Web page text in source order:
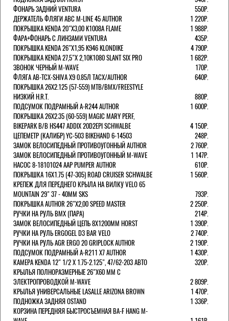
ФОНАРЬ ЗАДНИЙ VENTURA
550Р.
ДЕРЖАТЕЛЬ ФЛЯГИ АВС M-LINE 45 AUTHOR
1 220Р.
ПОКРЫШКА KENDA 20"Х3,00 K1008A FLAME
1 988Р.
ФАРА+ФОНАРЬ С ЛИНЗАМИ VENTURA
435Р.
ПОКРЫШКА KENDA 26"Х1,95 K946 KLONDIKE
4 790Р.
ПОКРЫШКА KENDA 27,5"Х 2,10K1080 SLANT SIX PRO
1 682Р.
ЗВОНОК ЧЕРНЫЙ M-WAVE
170Р.
ФЛЯГА AB-TCX-SHIVA X9 0.85Л TACX/AUTHOR
640Р.
ПОКРЫШКА 26X2.125 (57-559) MTB/BMX/FREESTYLE
НИЗКИЙ H.R.T.
880Р.
ПОДСУМОК ПОДРАМНЫЙ A-R244 AUTHOR
1 600Р.
ПОКРЫШКА 26X2.35 (60-559) MAGIC MARY PERF,
BIKEPARK B/B HS447 ADDIX 20D2EPI SCHWALBE
4 150Р.
ЦЕПЕМЕТР (КАЛИБР) YC-503 BIKEHAND 6-14503
248Р.
ЗАМОК ВЕЛОСИПЕДНЫЙ ПРОТИВОУГОННЫЙ AUTHOR
2 760Р.
ЗАМОК ВЕЛОСИПЕДНЫЙ ПРОТИВОУГОННЫЙ M-WAVE
1 147Р.
НАСОС 8-18101024 AAP PUMPER AUTHOR
610Р.
ПОКРЫШКА 16X1.75 (47-305) ROAD CRUISER SCHWALBE
1 560Р.
КРЕПЕЖ ДЛЯ ПЕРЕДНЕГО КРЫЛА НА ВИЛКУ VELO 65
MOUNTAIN 29" 37 - 40ММ SKS
793Р.
ПОКРЫШКА AUTHOR 26"Х2,00 SPEED MASTER
2 250Р.
РУЧКИ НА РУЛЬ BMX (ПАРА)
214Р.
ЗАМОК ВЕЛОCИПЕДНЫЙ ЦЕПЬ 8Х1200ММ HORST
1 390Р.
РУЧКИ НА РУЛЬ ERGOGEL D3 BAR VELO
2 740Р.
РУЧКИ НА РУЛЬ AGR ERGO 20 GRIPLOCK AUTHOR
2 190Р.
ПОДСУМОК ПОДРАМНЫЙ A-R211 X7 AUTHOR
1 430Р.
КАМЕРА KENDA 12" 1/2 Х 1.75-2.125", 47/62-203 АВТО
320Р.
КРЫЛЬЯ ПОЛНОРАЗМЕРНЫЕ 26"Х60 ММ С
ЭЛЕКТРОПРОВОДКОЙ M-WAVE
2 809Р.
КРЫЛЬЯ УНИВЕРСАЛЬНЫЕ LASALLE ARIZONA BROWN
1 470Р.
ПОДНОЖКА ЗАДНЯЯ OSTAND
1 336Р.
КОРЗИНА ПЕРЕДНЯЯ БЫСТРОСЪЕМНАЯ BA-F HANG M-